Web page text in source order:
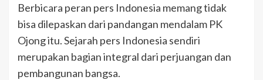
Berbicara peran pers Indonesia memang tidak
bisa dilepaskan dari pandangan mendalam PK
Ojong itu. Sejarah pers Indonesia sendiri
merupakan bagian integral dari perjuangan dan
pembangunan bangsa.